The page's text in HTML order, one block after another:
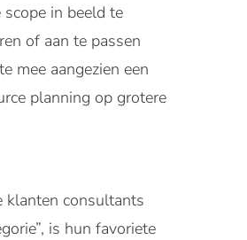
in beeld te
of aan te passen
mee aangezien een
planning op grotere
klanten consultants
is hun favoriete